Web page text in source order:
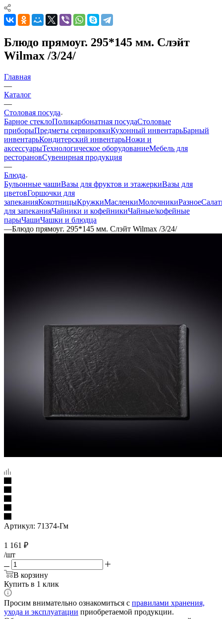
Блюдо прямоуг. 295*145 мм. Слэйт
Wilmax /3/24/
Главная
—
Каталог
—
Столовая посуда
Барное стеклоПоликарбонатная посудаСтоловые
приборыПредметы сервировкиКухонный инвентарьБарный
инвентарьКондитерский инвентарьНожи и
аксессуарыТехнологическое оборудованиеМебель для
ресторановСувенирная продукция
—
Блюда
Бульонные чашиВазы для фруктов и этажеркиВазы для
цветовГоршочки для
запеканияКокотницыКружкиМасленкиМолочникиРазное
для запеканияЧайники и кофейникиЧайные/кофейные
парыЧашиЧашки и блюдца
—Блюдо прямоуг. 295*145 мм. Слэйт Wilmax /3/24/
Артикул: 71374-Гм
1 161 ₽
/шт
В корзину
Купить в 1 клик
Просим внимательно ознакомиться с правилами хранения,
ухода и эксплуатации приобретаемой продукции.